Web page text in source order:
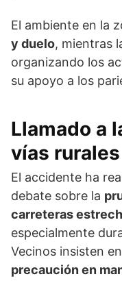
El ambiente en la
y duelo, mientras
organizando los
su apoyo a los
Llamado a
vías rurales
El accidente ha
debate sobre la
carreteras
especialmente
Vecinos insisten
precaución en